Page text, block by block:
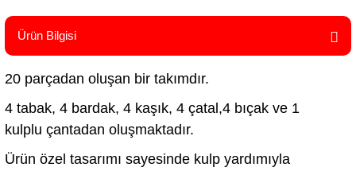
Ürün Bilgisi
20 parçadan oluşan bir takımdır.
4 tabak, 4 bardak, 4 kaşık, 4 çatal,4 bıçak ve 1
kulplu çantadan oluşmaktadır.
Ürün özel tasarımı sayesinde kulp yardımıyla